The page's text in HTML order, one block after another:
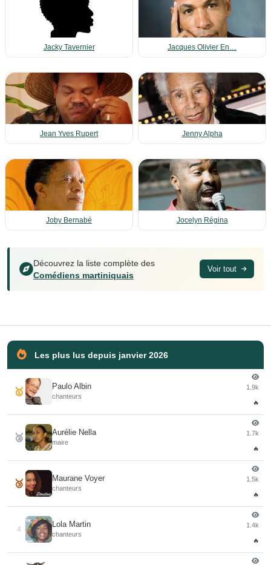
Jacky Tavernier Jacques Olivier En…
Jean Yves Rupert Jenny Alpha
Joby Bernabé Jocelyn Régina
Découvrez la liste complète des
Comédiens martiniquais
Voir tout
Les plus lus depuis janvier 2026
🥇 Paulo Albin
chanteurs
1.9k
🔥
🥈 Aurélie Nella
maire
1.7k
🔥
🥉 Maurane Voyer
chanteurs
1.5k
🔥
4
Lola Martin
chanteurs
1.4k
🔥